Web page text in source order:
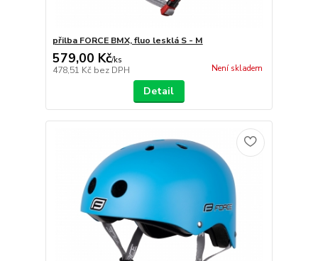
přilba FORCE BMX, fluo lesklá S - M
579,00 Kč/ks
478,51 Kč bez DPH Není skladem
Detail